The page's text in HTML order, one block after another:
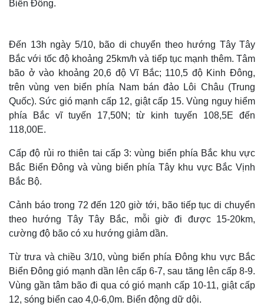
Thế giới
Quan sát
Cuộc sống đó đây
Hồ sơ
Multimedia
Video
Ảnh
E-Magazine
Infographic
Biển Đông.
Đến 13h ngày 5/10, bão di chuyển theo hướng Tây Tây
Bắc với tốc độ khoảng 25km/h và tiếp tục mạnh thêm. Tâm
bão ở vào khoảng 20,6 độ Vĩ Bắc; 110,5 độ Kinh Đông,
trên vùng ven biển phía Nam bán đảo Lôi Châu (Trung
Quốc). Sức gió mạnh cấp 12, giật cấp 15. Vùng nguy hiểm
phía Bắc vĩ tuyến 17,50N; từ kinh tuyến 108,5E đến
118,00E.
Cấp độ rủi ro thiên tai cấp 3: vùng biển phía Bắc khu vực
Bắc Biển Đông và vùng biển phía Tây khu vực Bắc Vịnh
Bắc Bộ.
Cảnh báo trong 72 đến 120 giờ tới, bão tiếp tục di chuyển
theo hướng Tây Tây Bắc, mỗi giờ đi được 15-20km,
cường độ bão có xu hướng giảm dần.
Từ trưa và chiều 3/10, vùng biển phía Đông khu vực Bắc
Biển Đông gió mạnh dần lên cấp 6-7, sau tăng lên cấp 8-9.
Vùng gần tâm bão đi qua có gió mạnh cấp 10-11, giật cấp
12, sóng biển cao 4,0-6,0m. Biển động dữ dội.